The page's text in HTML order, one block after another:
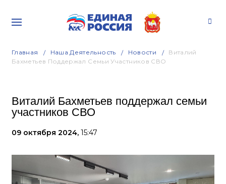
Главная Наша Деятельность Новости
Виталий
Бахметьев Поддержал Семьи Участников СВО
Виталий Бахметьев поддержал семьи
участников СВО
09 октября 2024, 15:47